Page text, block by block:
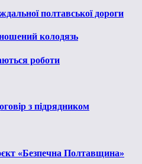
полтавської дороги
колодязь
роботи
з підрядником
«Безпечна Полтавщина»